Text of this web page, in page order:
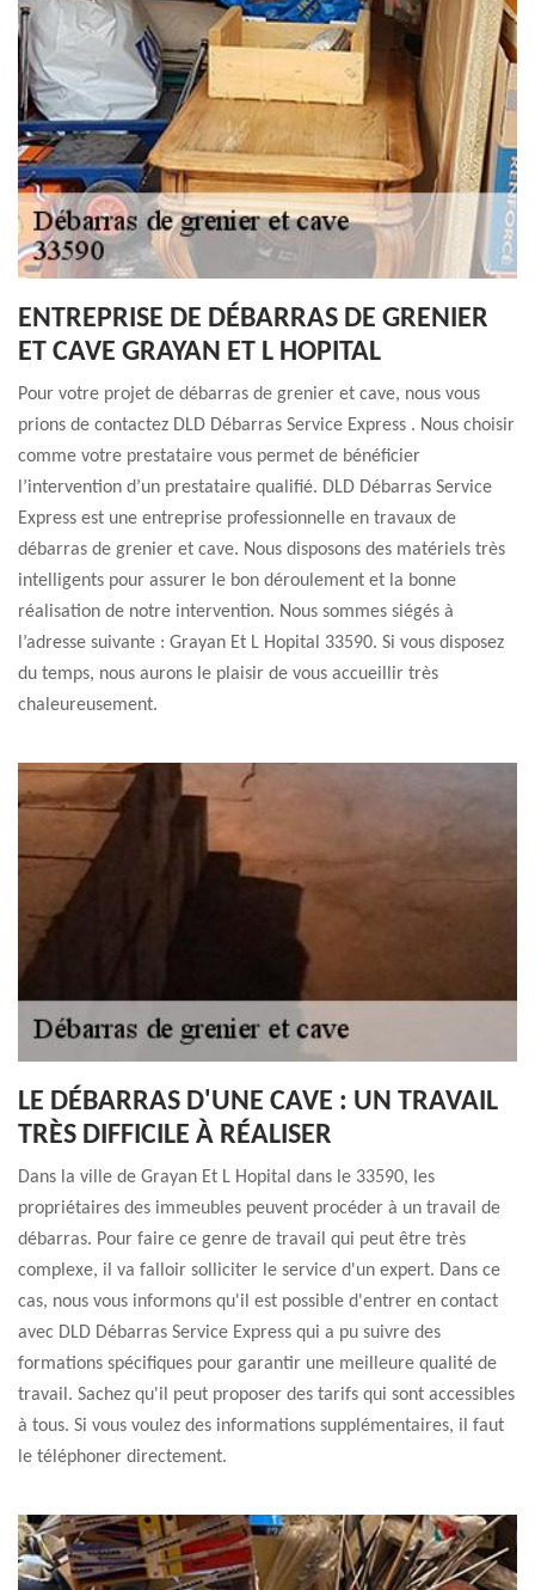
ENTREPRISE DE DÉBARRAS DE GRENIER
ET CAVE GRAYAN ET L HOPITAL
Pour votre projet de débarras de grenier et cave, nous vous
prions de contactez DLD Débarras Service Express . Nous choisir
comme votre prestataire vous permet de bénéficier
l’intervention d’un prestataire qualifié. DLD Débarras Service
Express est une entreprise professionnelle en travaux de
débarras de grenier et cave. Nous disposons des matériels très
intelligents pour assurer le bon déroulement et la bonne
réalisation de notre intervention. Nous sommes siégés à
l’adresse suivante : Grayan Et L Hopital 33590. Si vous disposez
du temps, nous aurons le plaisir de vous accueillir très
chaleureusement.
LE DÉBARRAS D'UNE CAVE : UN TRAVAIL
TRÈS DIFFICILE À RÉALISER
Dans la ville de Grayan Et L Hopital dans le 33590, les
propriétaires des immeubles peuvent procéder à un travail de
débarras. Pour faire ce genre de travail qui peut être très
complexe, il va falloir solliciter le service d'un expert. Dans ce
cas, nous vous informons qu'il est possible d'entrer en contact
avec DLD Débarras Service Express qui a pu suivre des
formations spécifiques pour garantir une meilleure qualité de
travail. Sachez qu'il peut proposer des tarifs qui sont accessibles
à tous. Si vous voulez des informations supplémentaires, il faut
le téléphoner directement.